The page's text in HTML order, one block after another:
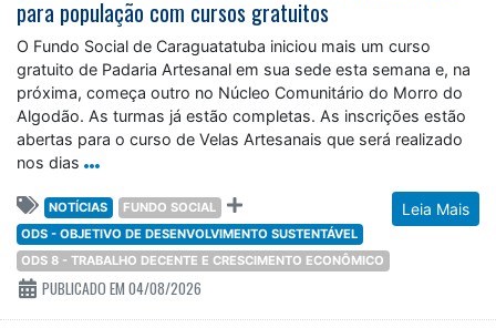
para população com cursos gratuitos
O Fundo Social de Caraguatatuba iniciou mais um curso
gratuito de Padaria Artesanal em sua sede esta semana e, na
próxima, começa outro no Núcleo Comunitário do Morro do
Algodão. As turmas já estão completas. As inscrições estão
abertas para o curso de Velas Artesanais que será realizado
nos dias
Leia Mais
NOTÍCIAS
FUNDO SOCIAL
ODS - OBJETIVO DE DESENVOLVIMENTO SUSTENTÁVEL
ODS 8 - TRABALHO DECENTE E CRESCIMENTO ECONÔMICO
PUBLICADO EM 04/08/2026